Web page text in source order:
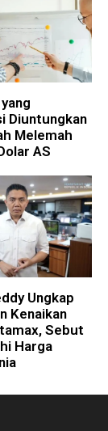
Diuntungkan
Melemah
AS
Ungkap
Kenaikan
Sebut
Harga